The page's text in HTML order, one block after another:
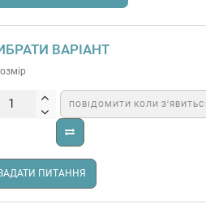
ВАРІАНТ
ПОВІДОМИТИ КОЛИ
ПИТАННЯ